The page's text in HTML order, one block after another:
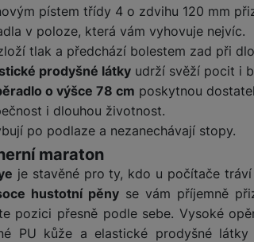
pístem třídy 4 o zdvihu 120 mm
v poloze, která vám vyhovuje nejvíc.
tlak a předchází bolestem zad při
prodyšné látky udrží svěží pocit i
o výšce 78 cm poskytnou
i dlouhou životnost.
po podlaze a nezanechávají stopy.
maraton
je stavěné pro ty, kdo u počítače
hustotní pěny se vám příjemně
pozici přesně podle sebe. Vysoké
PU kůže a elastické prodyšné